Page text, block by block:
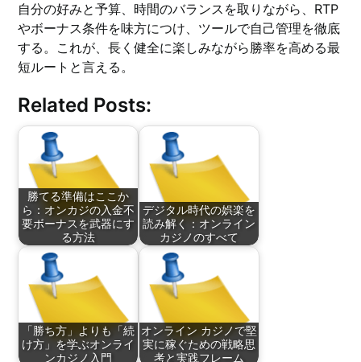
自分の好みと予算、時間のバランスを取りながら、RTP
やボーナス条件を味方につけ、ツールで自己管理を徹底
する。これが、長く健全に楽しみながら勝率を高める最
短ルートと言える。
Related Posts:
勝てる準備はここか
ら：オンカジの入金不
要ボーナスを武器にす
る方法
デジタル時代の娯楽を
読み解く：オンライン
カジノのすべて
「勝ち方」よりも「続
け方」を学ぶオンライ
ンカジノ入門
オンライン カジノで堅
実に稼ぐための戦略思
考と実践フレーム